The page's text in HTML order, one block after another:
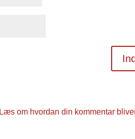
Læs om hvordan din kommentar